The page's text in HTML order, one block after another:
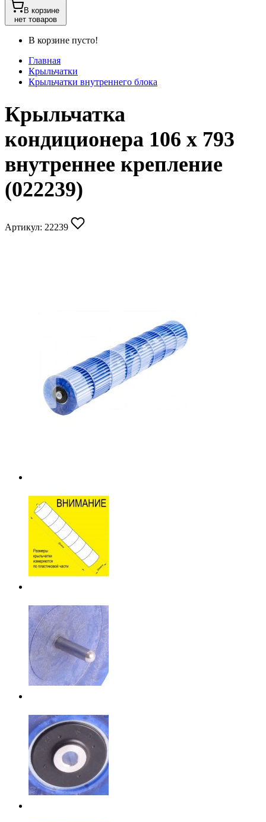
В корзине
нет товаров
В корзине пусто!
Главная
Крыльчатки
Крыльчатки внутреннего блока
Крыльчатка
кондиционера 106 x 793
внутреннее крепление
(022239)
Артикул: 22239